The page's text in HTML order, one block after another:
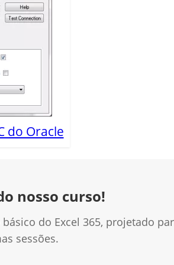
do Oracle
nosso curso!
do Excel 365, projetado
sessões.